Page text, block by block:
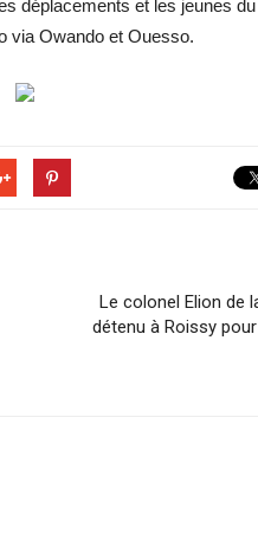
déplacements et les jeunes
via Owando et Ouesso.
Le colonel Elion de
détenu à Roissy